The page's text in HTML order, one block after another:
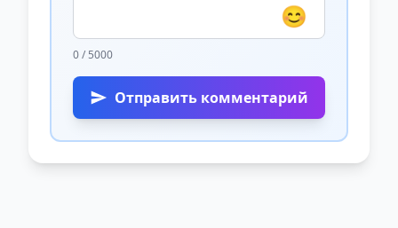
😊
0 / 5000
Отправить комментарий